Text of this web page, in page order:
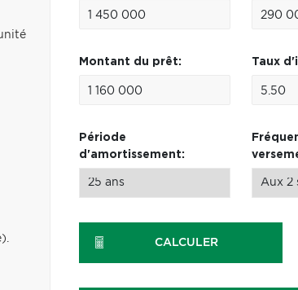
Montant du prêt: Taux
Période
d'amortissement:
CALCULER